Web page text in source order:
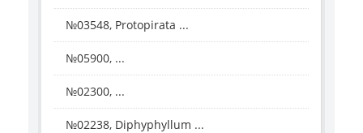
№03548, Protopirata ...
№05900, ...
№02300, ...
№02238, Diphyphyllum ...